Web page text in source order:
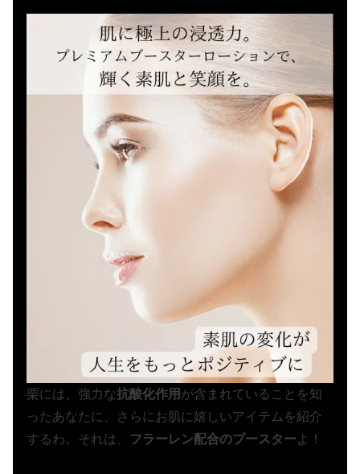
栗には、強力な抗酸化作用 が含まれていることを知
ったあなたに、さらにお肌に嬉しいアイテムを紹介
するわ。それは、
フラーレン配合のブースター よ！